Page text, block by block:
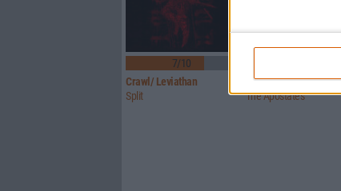
7/10
Crawl/ Leviathan
Split
Glorior Belli
The Apostates